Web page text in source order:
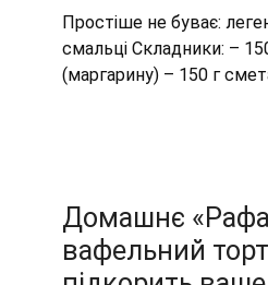
Простіше не буває:
смальці Складники: –
(маргарину) – 150 г
Домашнє
вафельний